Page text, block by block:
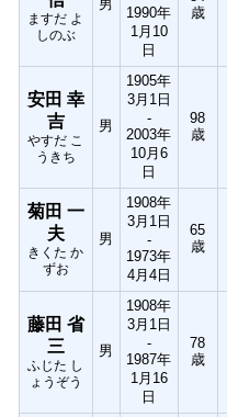
ますだ よ
しのぶ
男
1990年
1月10
日
歳
安田 幸
吉
やすだ こ
うきち
男
1905年
3月1日
-
2003年
10月6
日
98
歳
菊田 一
夫
きくた か
ずお
男
1908年
3月1日
-
1973年
4月4日
65
歳
藤田 省
三
ふじた し
ょうぞう
男
1908年
3月1日
-
1987年
1月16
日
78
歳